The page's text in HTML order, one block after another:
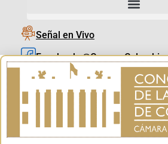
Señal en Vivo
Facebook_@CamaraColombia
Instagram_@CamaraColombia
X_@CamaraColombia
Youtube_@CamaraColombia